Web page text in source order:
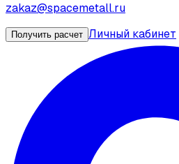
zakaz@spacemetall.ru
Получить расчет Личный кабинет